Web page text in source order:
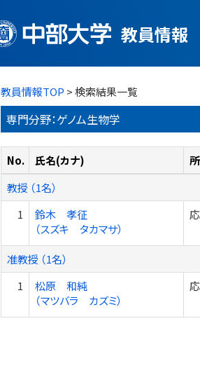
教員情報
教員情報TOP > 検索結果一覧
専門分野：ゲノム生物学
No. 氏名(カナ)
教授 （1名）
1
鈴木 孝征
（スズキ タカマサ）
准教授 （1名）
1
松原 和純
（マツバラ カズミ）